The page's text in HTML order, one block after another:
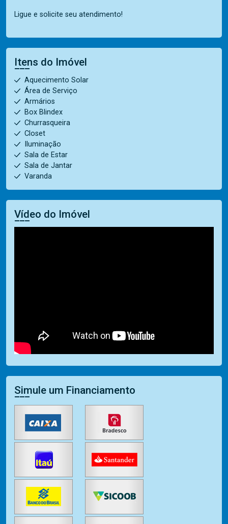
Ligue e solicite seu atendimento!
Itens do Imóvel
Aquecimento Solar
Área de Serviço
Armários
Box Blindex
Churrasqueira
Closet
Iluminação
Sala de Estar
Sala de Jantar
Varanda
Vídeo do Imóvel
Simule um Financiamento